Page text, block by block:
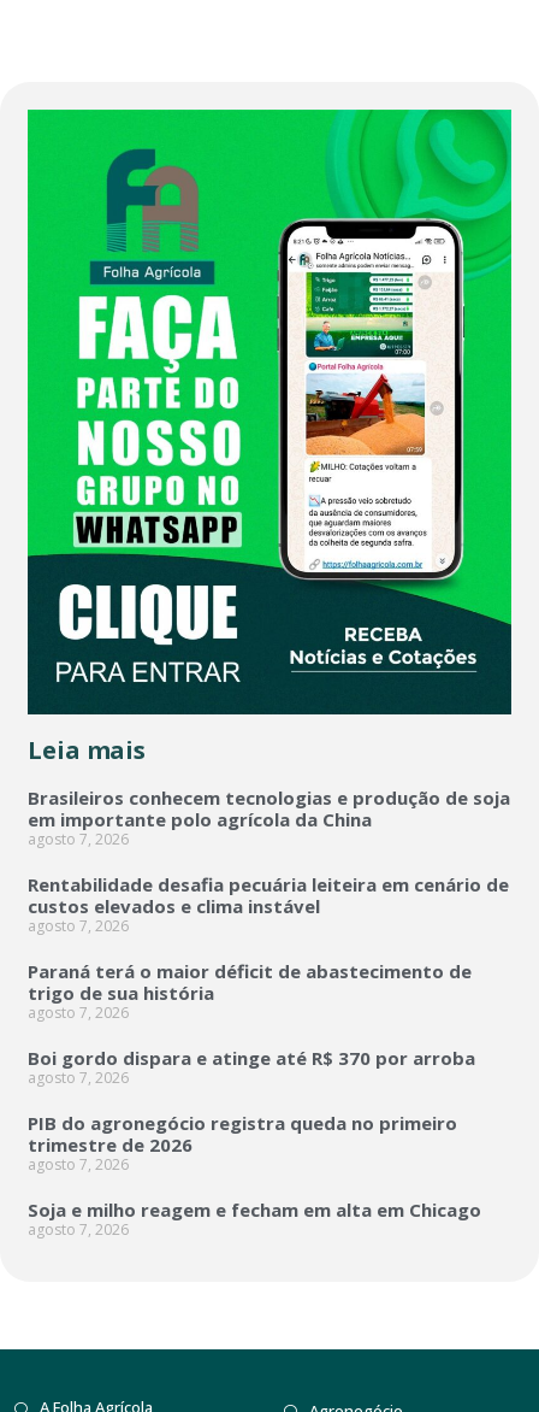
Leia mais
Brasileiros conhecem tecnologias e produção de soja
em importante polo agrícola da China
agosto 7, 2026
Rentabilidade desafia pecuária leiteira em cenário de
custos elevados e clima instável
agosto 7, 2026
Paraná terá o maior déficit de abastecimento de
trigo de sua história
agosto 7, 2026
Boi gordo dispara e atinge até R$ 370 por arroba
agosto 7, 2026
PIB do agronegócio registra queda no primeiro
trimestre de 2026
agosto 7, 2026
Soja e milho reagem e fecham em alta em Chicago
agosto 7, 2026